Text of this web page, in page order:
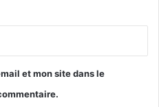
et mon site dans le